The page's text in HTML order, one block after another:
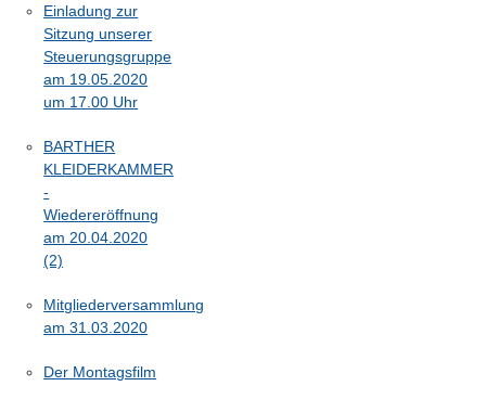
Einladung zur
Sitzung unserer
Steuerungsgruppe
am 19.05.2020
um 17.00 Uhr
BARTHER
KLEIDERKAMMER
-
Wiedereröffnung
am 20.04.2020
(2)
Mitgliederversammlung
am 31.03.2020
Der Montagsfilm